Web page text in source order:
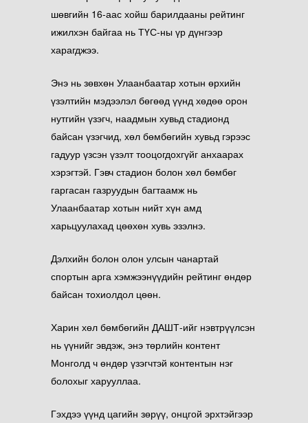
шөвгийн 16-аас хойш барилдааны рейтинг
ижилхэн байгаа нь ТҮС-ны үр дүнгээр
харагджээ.
Энэ нь зөвхөн Улаанбаатар хотын өрхийн
үзэлтийн мэдээлэл бөгөөд үүнд хөдөө орон
нутгийн үзэгч, наадмын хувьд стадионд
байсан үзэгчид, хөл бөмбөгийн хувьд гэрээс
гадуур үзсэн үзэлт тооцогдохгүйг анхаарах
хэрэгтэй. Гэвч стадион болон хөл бөмбөг
гаргасан газруудын багтаамж нь
Улаанбаатар хотын нийт хүн амд
харьцуулахад цөөхөн хувь эзэлнэ.
Дэлхийн болон олон улсын чанартай
спортын арга хэмжээнүүдийн рейтинг өндөр
байсан тохиолдол цөөн.
Харин хөл бөмбөгийн ДАШТ-ийг нэвтрүүлсэн
нь үүнийг эвдэж, энэ төрлийн контент
Монголд ч өндөр үзэгчтэй контентын нэг
болохыг харууллаа.
Гэхдээ үүнд цагийн зөрүү, онцгой эрхтэйгээр